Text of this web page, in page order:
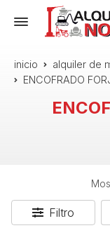
inicio alquiler de
ENCOFRADO
Filtro